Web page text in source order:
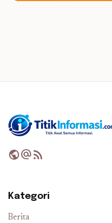
publicalternate_emailrss_feed
Kategori
Berita